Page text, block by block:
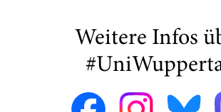
Weitere Infos